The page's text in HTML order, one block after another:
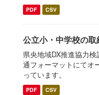
PDF CSV
公立小・中学校の取
県央地域DX推進協力
通フォーマットにてオ
っています。
PDF CSV